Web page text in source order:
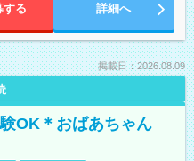
する 詳細へ
掲載日：2026.08.09
OK＊おばあちゃん